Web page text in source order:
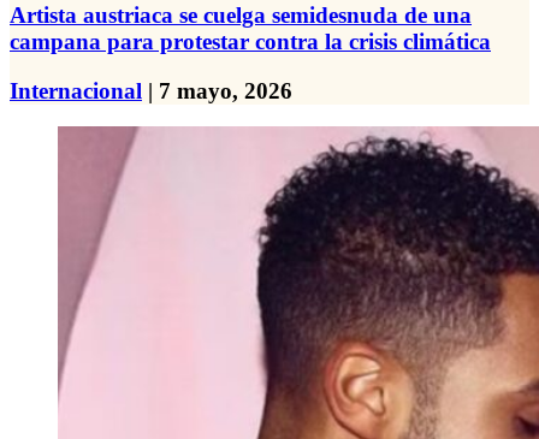
Artista austriaca se cuelga semidesnuda de una
campana para protestar contra la crisis climática
Internacional | 7 mayo, 2026